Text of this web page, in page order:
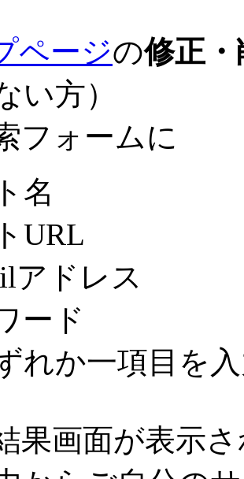
ページの修正・
い方）
フォームに
名
URL
アドレス
ード
れか一項目を
果画面が表示